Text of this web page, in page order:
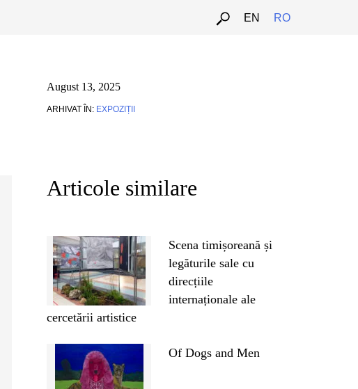
EN RO
August 13, 2025
ARHIVAT ÎN: EXPOZIȚII
Articole similare
Scena timișoreană și
legăturile sale cu
direcțiile
internaționale ale
cercetării artistice
Of Dogs and Men